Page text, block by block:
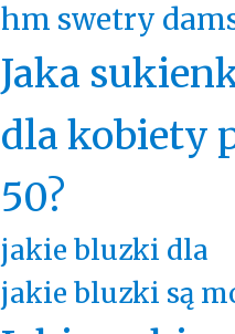
hm swetry
Jaka
dla kobiety
50?
jakie bluzki dla
jakie bluzki są